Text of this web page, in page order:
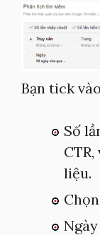
Bạn tick
Số
liệu.